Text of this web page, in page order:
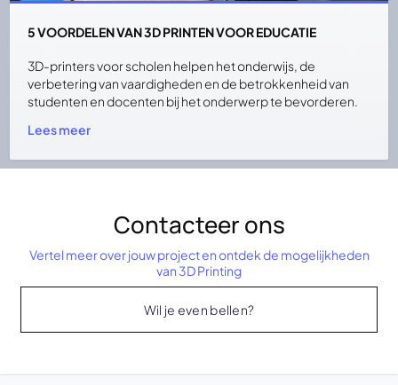
5 VOORDELEN VAN 3D PRINTEN VOOR EDUCATIE
3D-printers voor scholen helpen het onderwijs, de
verbetering van vaardigheden en de betrokkenheid van
studenten en docenten bij het onderwerp te bevorderen.
Lees meer
Contacteer ons
Vertel meer over jouw project en ontdek de mogelijkheden
van 3D Printing
Wil je even bellen?